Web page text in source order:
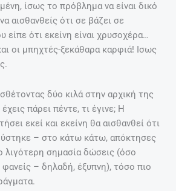
ίσως το πρόβλημα να είναι δικό
αισθανθείς ότι σε βάζει σε
είπε ότι εκείνη είναι χρυσοχέρα…
οι μπηχτές-ξεκάθαρα καρφιά! Ισως
δύο κιλά στην αρχική της
πάρει πέντε, τι έγινε; Η
εκεί και εκείνη θα αισθανθεί ότι
– στο κάτω κάτω, απόκτησες
λιγότερη σημασία δώσεις (όσο
φανείς – δηλαδή, έξυπνη), τόσο πιο